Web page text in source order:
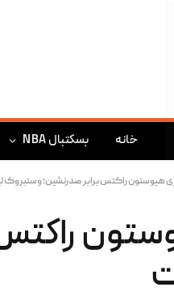
خانه بسکتبال NBA
هیوستون راکتس برابر صدرنشین؛ وستبروک